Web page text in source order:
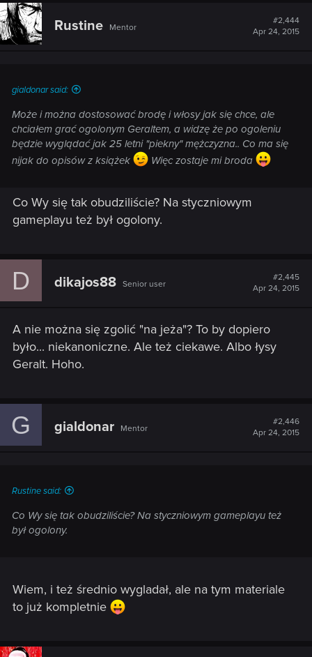
Rustine Mentor
#2,444
Apr 24, 2015
gialdonar said:
Może i można dostosować brodę i włosy jak się chce, ale
chciałem grać ogolonym Geraltem, a widzę że po ogoleniu
będzie wyglądać jak 25 letni "piekny" mężczyzna.. Co ma się
nijak do opisów z książek
Więc zostaje mi broda
Co Wy się tak obudziliście? Na styczniowym
gameplayu też był ogolony.
D dikajos88 Senior user
#2,445
Apr 24, 2015
A nie można się zgolić "na jeża"? To by dopiero
było... niekanoniczne. Ale też ciekawe. Albo łysy
Geralt. Hoho.
G gialdonar Mentor
#2,446
Apr 24, 2015
Rustine said:
Co Wy się tak obudziliście? Na styczniowym gameplayu też
był ogolony.
Wiem, i też średnio wygladał, ale na tym materiale
to już kompletnie